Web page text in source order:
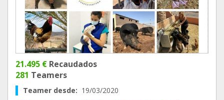
21.495 € Recaudados
281 Teamers
Teamer desde: 19/03/2020